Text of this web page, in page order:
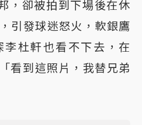
，卻被拍到下場後在休
引發球迷怒火，軟銀鷹
杜軒也看不下去，在
看到這照片，我替兄弟